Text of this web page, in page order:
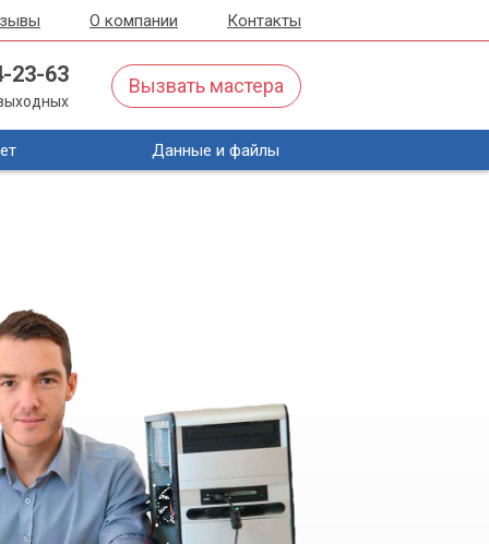
О компании Контакты
23-63 Вызвать мастера
Данные и файлы